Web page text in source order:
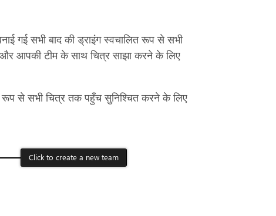
गई सभी बाद की ड्राइंग स्वचालित रूप से सभी
और आपकी टीम के साथ चित्र साझा करने के लिए
से सभी चित्र तक पहुँच सुनिश्चित करने के लिए